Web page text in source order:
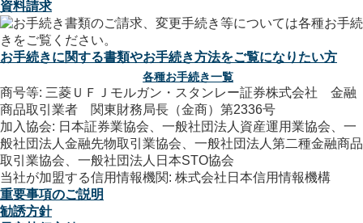
資料請求
お手続きに関する書類やお手続き方法をご覧になりたい方
各種お手続き一覧
商号等: 三菱ＵＦＪモルガン・スタンレー証券株式会社 金融
商品取引業者 関東財務局長（金商）第2336号
加入協会: 日本証券業協会、一般社団法人資産運用業協会、一
般社団法人金融先物取引業協会、一般社団法人第二種金融商品
取引業協会、一般社団法人日本STO協会
当社が加盟する信用情報機関: 株式会社日本信用情報機構
重要事項のご説明
勧誘方針